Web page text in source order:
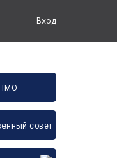
Вход
совет